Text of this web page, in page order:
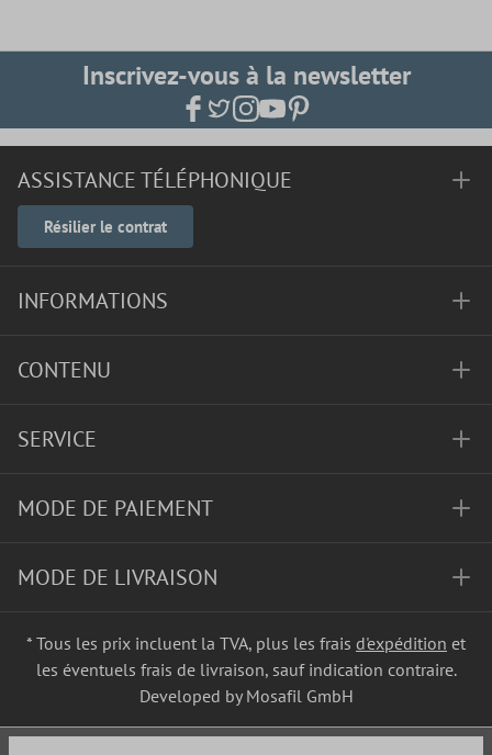
Inscrivez-vous à la newsletter
ASSISTANCE TÉLÉPHONIQUE
Résilier le contrat
INFORMATIONS
CONTENU
SERVICE
MODE DE PAIEMENT
MODE DE LIVRAISON
* Tous les prix incluent la TVA, plus les frais d'expédition et
les éventuels frais de livraison, sauf indication contraire.
Developed by Mosafil GmbH